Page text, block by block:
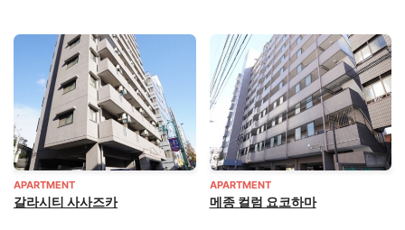
APARTMENT
갈라시티 사사즈카
APARTMENT
메종 컬럼 요코하마